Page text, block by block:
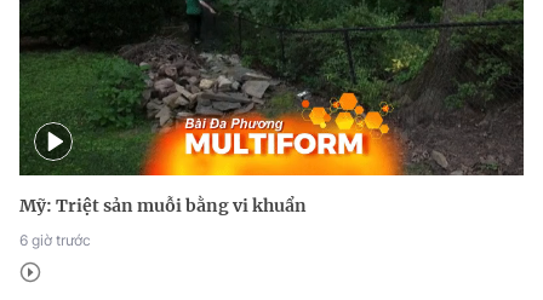
Mỹ: Triệt sản muỗi bằng vi khuẩn
6 giờ trước